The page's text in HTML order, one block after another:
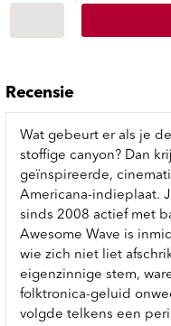
Recensie
Wat gebeurt er als je
stoffige canyon? Dan
geïnspireerde,
Americana-indieplaat.
sinds 2008 actief met
Awesome Wave is
wie zich niet liet
eigenzinnige stem,
folktronica-geluid
volgde telkens een